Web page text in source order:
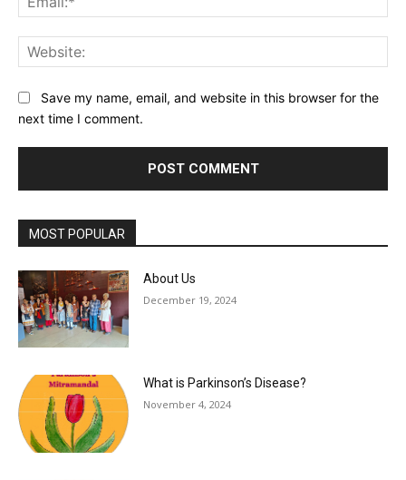
Save my name, email, and website in this browser for the
next time I comment.
MOST POPULAR
About Us
December 19, 2024
What is Parkinson’s Disease?
November 4, 2024